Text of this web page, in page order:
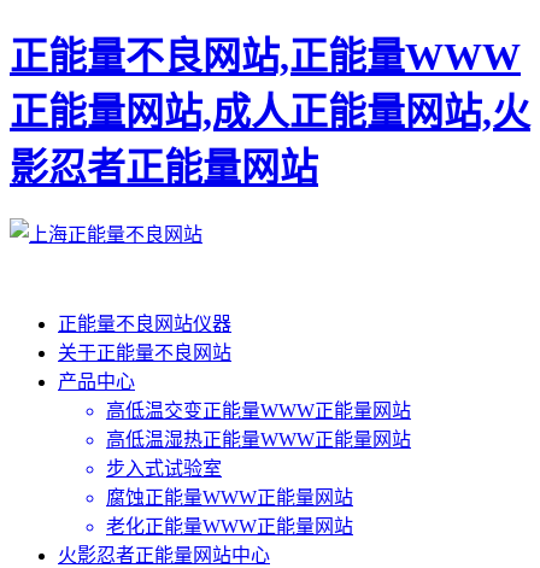
正能量不良网站,正能量WWW
正能量网站,成人正能量网站,火
影忍者正能量网站
正能量不良网站仪器
关于正能量不良网站
产品中心
高低温交变正能量WWW正能量网站
高低温湿热正能量WWW正能量网站
步入式试验室
腐蚀正能量WWW正能量网站
老化正能量WWW正能量网站
火影忍者正能量网站中心